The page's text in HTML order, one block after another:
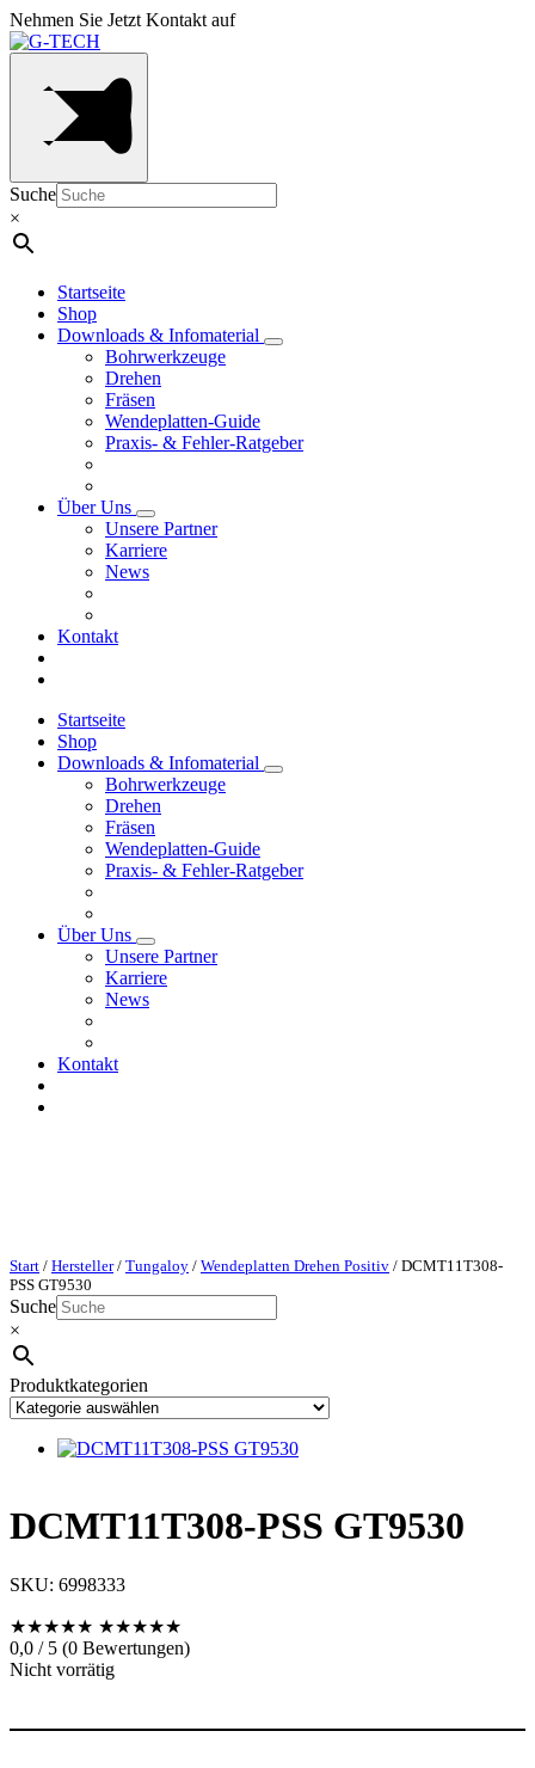
Nehmen Sie Jetzt Kontakt auf
Suche
×
Startseite
Shop
Downloads & Infomaterial
Bohrwerkzeuge
Drehen
Fräsen
Wendeplatten-Guide
Praxis- & Fehler-Ratgeber
Über Uns
Unsere Partner
Karriere
News
Kontakt
Startseite
Shop
Downloads & Infomaterial
Bohrwerkzeuge
Drehen
Fräsen
Wendeplatten-Guide
Praxis- & Fehler-Ratgeber
Über Uns
Unsere Partner
Karriere
News
Kontakt
Start / Hersteller/ Tungaloy / Wendeplatten Drehen Positiv / DCMT11T308-
PSS GT9530
Suche
×
Produktkategorien
DCMT11T308-PSS GT9530
SKU: 6998333
★★★★★ ★★★★★
0,0 / 5 (0 Bewertungen)
Nicht vorrätig